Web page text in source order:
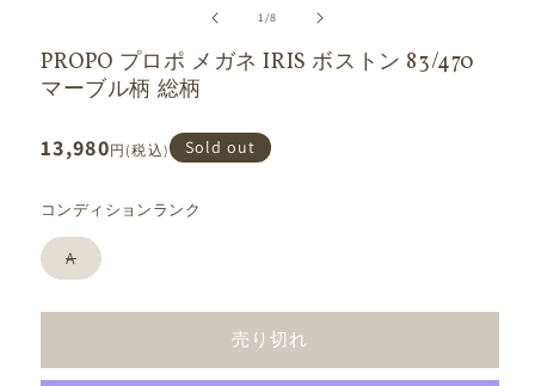
1/の
8
PROPO プロポ メガネ IRIS ボストン 83/470
マーブル柄 総柄
常
格
13,980円(税込) Sold out
コンディションランク
Aバ
リ
は
売り切れ